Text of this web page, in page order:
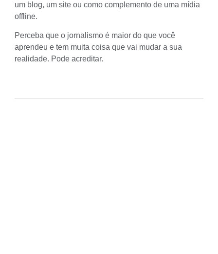
um blog, um site ou como complemento de uma mídia
offline.
Perceba que o jornalismo é maior do que você
aprendeu e tem muita coisa que vai mudar a sua
realidade. Pode acreditar.